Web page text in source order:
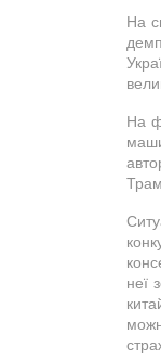
На
На
неї